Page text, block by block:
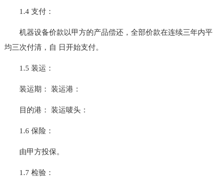
1.4 支付：
机器设备价款以甲方的产品偿还，全部价款在连续三年内平
均三次付清，自 日开始支付。
1.5 装运：
装运期： 装运港：
目的港： 装运唛头：
1.6 保险：
由甲方投保。
1.7 检验：